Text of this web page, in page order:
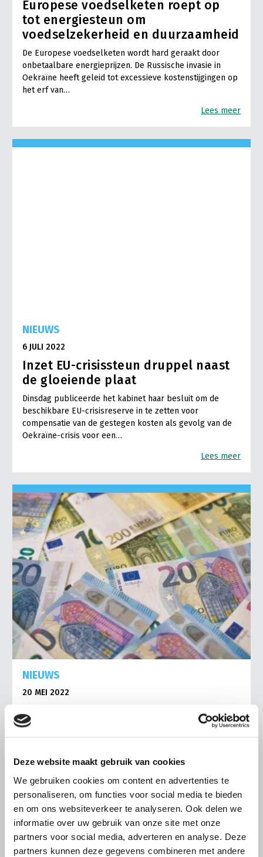
Deze website maakt gebruik van cookies
We gebruiken cookies om content en advertenties te
personaliseren, om functies voor social media te bieden
en om ons websiteverkeer te analyseren. Ook delen we
informatie over uw gebruik van onze site met onze
partners voor social media, adverteren en analyse. Deze
partners kunnen deze gegevens combineren met andere
Europese voedselketen roept op
tot energiesteun om
voedselzekerheid en duurzaamheid
De Europese voedselketen wordt hard geraakt door
onbetaalbare energieprijzen. De Russische invasie in
Oekraïne heeft geleid tot excessieve kostenstijgingen op
het erf van…
Lees meer
NIEUWS
6 JULI 2022
Inzet EU-crisissteun druppel naast
de gloeiende plaat
Dinsdag publiceerde het kabinet haar besluit om de
beschikbare EU-crisisreserve in te zetten voor
compensatie van de gestegen kosten als gevolg van de
Oekraïne-crisis voor een…
Lees meer
NIEUWS
20 MEI 2022
SIB subsidie en het Brexit-fonds
Vanaf heden zijn er twee nieuwe regelingen van de RVO
uitdaging zijn en…
Lees meer